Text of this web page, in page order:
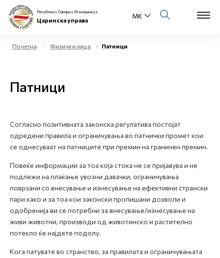
Физички лица
Бизнис заедница
Open
Е-Царина
Медиа центар
Контакт
Република Северна Македонија
Царинска управа
Почетна Физички лица Патници
Патници
Согласно позитивната законска регулатива постојат
одредени правила и ограничувања во патнички промет кои
се однесуваат на патниците при премин на граничен премин.
Повеќе информации за тоа која стока не се пријавува и не
подлежи на плаќање увозни давачки, ограничувања
поврзани со внесување и изнесување на ефективни странски
пари како и за тоа кои законски пропишани дозволи и
одобренија ви се потребни за внесување/изнесување на
живи животни, производи од животинско и растително
потекло ќе најдете подолу.
Кога патувате во странство, за правилата и ограничувањата